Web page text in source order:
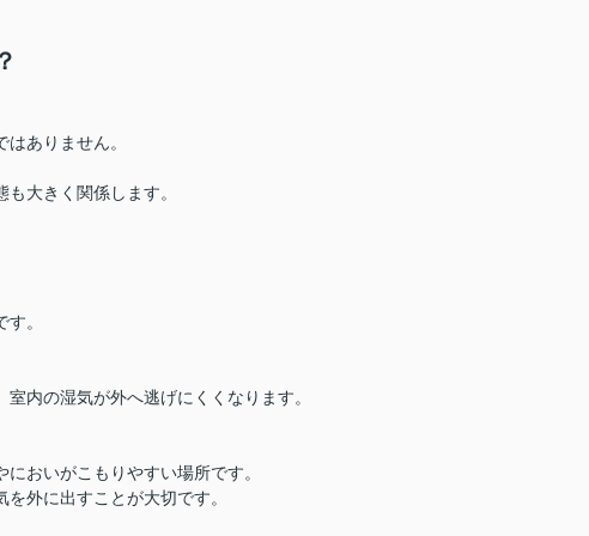
ありません。
大きく関係します。
。
内の湿気が外へ逃げにくくなります。
おいがこもりやすい場所です。
外に出すことが大切です。